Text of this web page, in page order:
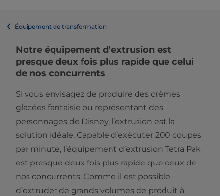
Équipement de transformation
Notre équipement d’extrusion est
presque deux fois plus rapide que celui
de nos concurrents
Si vous envisagez de produire des crèmes
glacées fantaisie ou représentant des
personnages de Disney, l’extrusion est la
solution idéale. Capable d’exécuter 200 coupes
par minute, l’équipement d’extrusion Tetra Pak
est presque deux fois plus rapide que ceux de
nos concurrents. Comme il est possible
d’extruder de grands volumes de produit à